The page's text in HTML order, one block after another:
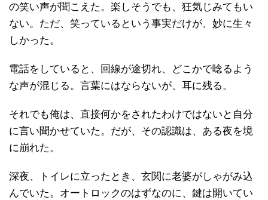
の笑い声が聞こえた。楽しそうでも、狂気じみてもい
ない。ただ、笑っているという事実だけが、妙に生々
しかった。
電話をしていると、回線が途切れ、どこかで唸るよう
な声が混じる。言葉にはならないが、耳に残る。
それでも俺は、直接何かをされたわけではないと自分
に言い聞かせていた。だが、その認識は、ある夜を境
に崩れた。
深夜、トイレに立ったとき、玄関に老婆がしゃがみ込
んでいた。オートロックのはずなのに、鍵は開いてい